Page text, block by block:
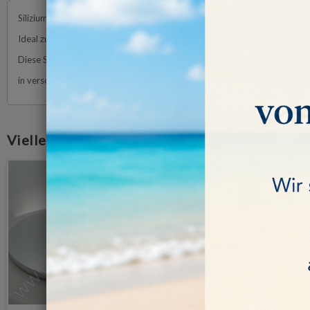
Siliziumcarbid Schleifblatt - in verschedenen Körnungen erhältlich -
Ideal zum Vorpolieren und Polieren von Edelstein und Glas. Zum Nass-
Diese Schleifblätter mit Klebefolie werden auf einem Aufnahmeteller
in verschiedenen Körnungen erhältlich: 100-220-320-400-600 grit
Vielleicht gefällt Ihnen auch